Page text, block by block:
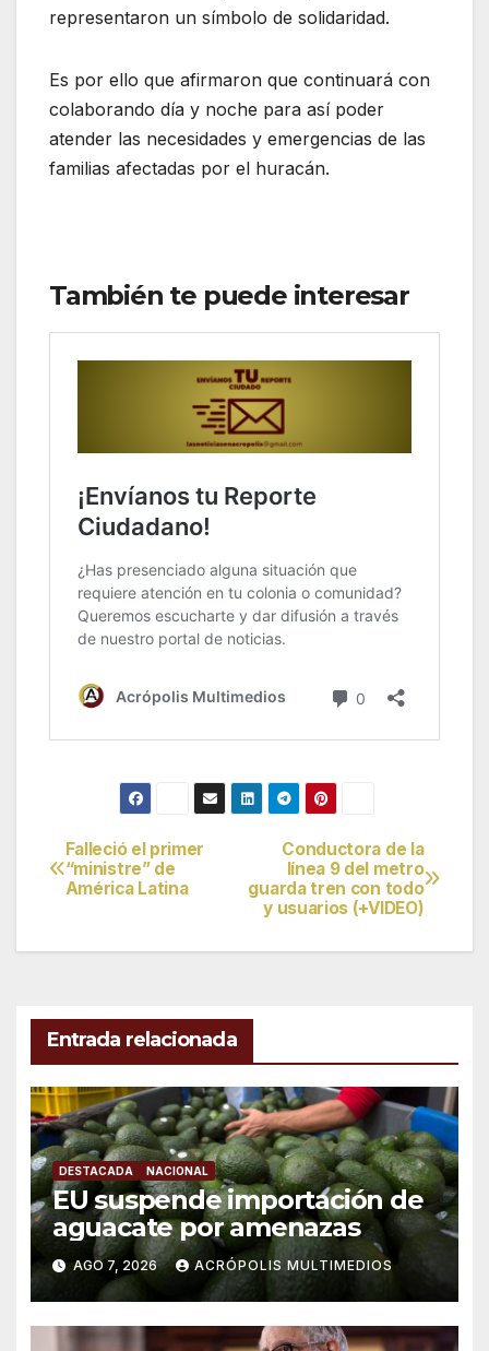
representaron un símbolo de solidaridad.
Es por ello que afirmaron que continuará con
colaborando día y noche para así poder
atender las necesidades y emergencias de las
familias afectadas por el huracán.
También te puede interesar
Navegación
de
entradas
Conductora de la
línea 9 del metro
guarda tren con todo
y usuarios (+VIDEO)
Falleció el primer
“ministre” de
América Latina
Entrada relacionada
DESTACADA NACIONAL
EU suspende importación de
aguacate por amenazas
AGO 7, 2026 ACRÓPOLIS MULTIMEDIOS